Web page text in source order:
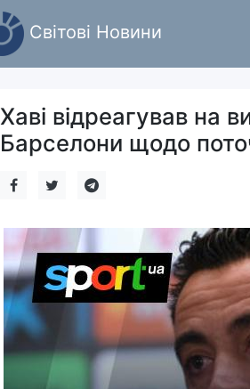
Світові Новини
Хаві відреагував на
Барселони щодо